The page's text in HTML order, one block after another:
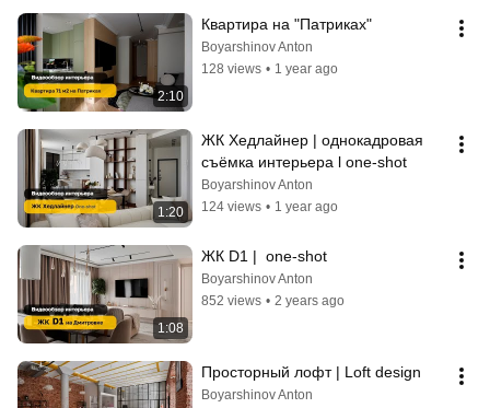
2:10
Квартира на "Патриках"
Boyarshinov Anton
128 views • 1 year ago
1:20
ЖК Хедлайнер | однокадровая
съёмка интерьера l one-shot
Boyarshinov Anton
124 views • 1 year ago
1:08
ЖК D1 |  one-shot
Boyarshinov Anton
852 views • 2 years ago
Просторный лофт | Loft design
Boyarshinov Anton